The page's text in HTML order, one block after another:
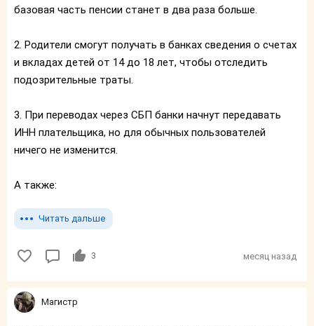
базовая часть пенсии станет в два раза больше.
2. Родители смогут получать в банках сведения о счетах
и вкладах детей от 14 до 18 лет, чтобы отследить
подозрительные траты.
3. При переводах через СБП банки начнут передавать
ИНН плательщика, но для обычных пользователей
ничего не изменится.
А также:
Читать дальше
3 месяц назад
Магистр